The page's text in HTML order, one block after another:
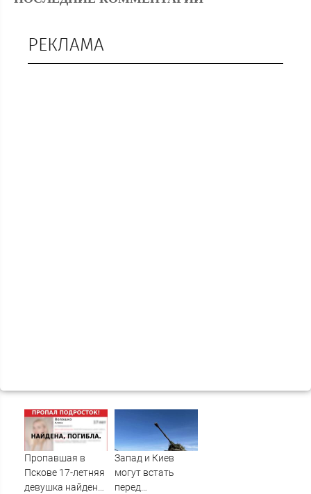
РЕКЛАМА
Пропавшая в
Пскове 17-летняя
девушка найдена
Запад и Киев
могут встать
перед